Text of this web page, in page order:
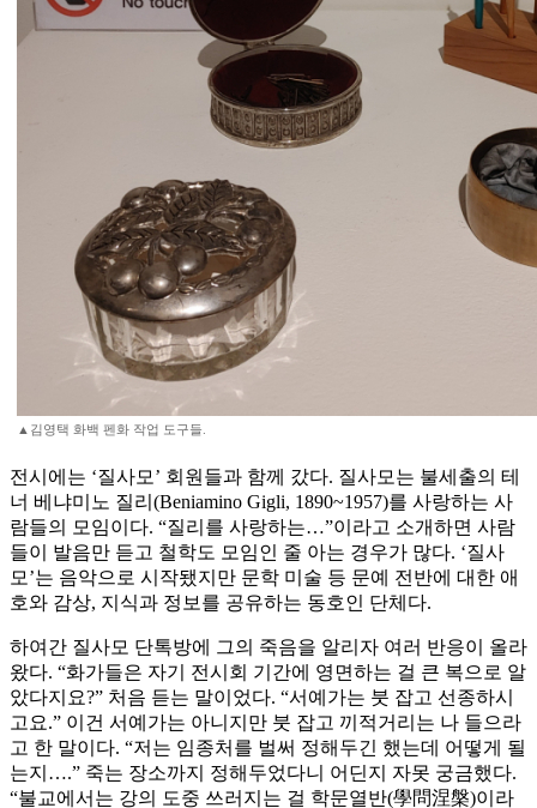
▲김영택 화백 펜화 작업 도구들.
전시에는 ‘질사모’ 회원들과 함께 갔다. 질사모는 불세출의 테
너 베냐미노 질리(Beniamino Gigli, 1890~1957)를 사랑하는 사
람들의 모임이다. “질리를 사랑하는…”이라고 소개하면 사람
들이 발음만 듣고 철학도 모임인 줄 아는 경우가 많다. ‘질사
모’는 음악으로 시작됐지만 문학 미술 등 문예 전반에 대한 애
호와 감상, 지식과 정보를 공유하는 동호인 단체다.
하여간 질사모 단톡방에 그의 죽음을 알리자 여러 반응이 올라
왔다. “화가들은 자기 전시회 기간에 영면하는 걸 큰 복으로 알
았다지요?” 처음 듣는 말이었다. “서예가는 붓 잡고 선종하시
고요.” 이건 서예가는 아니지만 붓 잡고 끼적거리는 나 들으라
고 한 말이다. “저는 임종처를 벌써 정해두긴 했는데 어떻게 될
는지….” 죽는 장소까지 정해두었다니 어딘지 자못 궁금했다.
“불교에서는 강의 도중 쓰러지는 걸 학문열반(學問涅槃)이라